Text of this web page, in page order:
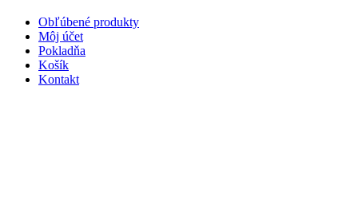
Obľúbené produkty
Môj účet
Pokladňa
Košík
Kontakt